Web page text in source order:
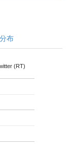
分布
(RT)